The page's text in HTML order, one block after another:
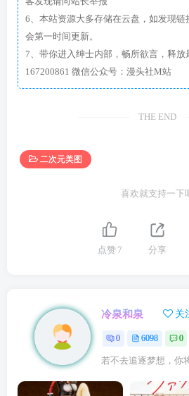
6、本站资源大多存储在云盘，如发现链
会第一时间更新。
7、带你进入绅士内部，畅所欲言，释放
167200861 微信公众号：漫头社M站
THE END
二次元美图
喜欢就支持一下
点赞 7 分享
冷泉和泉 关
0 6098 0
若不去追逐梦想，你